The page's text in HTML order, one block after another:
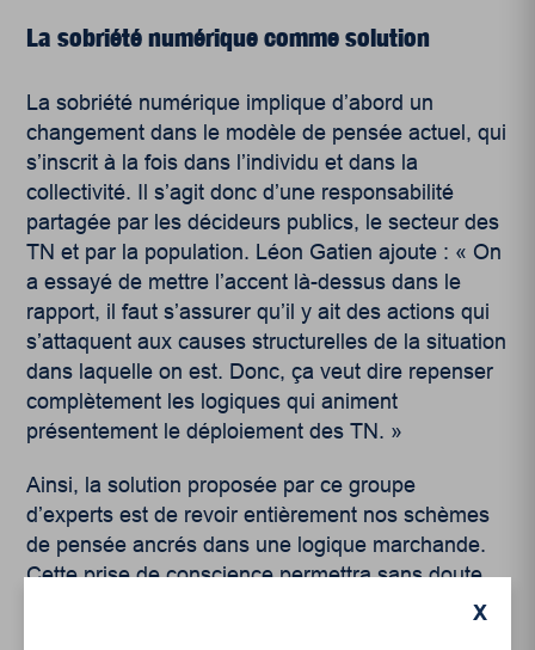
La sobriété numérique comme solution
La sobriété numérique implique d’abord un
changement dans le modèle de pensée actuel, qui
s’inscrit à la fois dans l’individu et dans la
collectivité. Il s’agit donc d’une responsabilité
partagée par les décideurs publics, le secteur des
TN et par la population. Léon Gatien ajoute : « On
a essayé de mettre l’accent là-dessus dans le
rapport, il faut s’assurer qu’il y ait des actions qui
s’attaquent aux causes structurelles de la situation
dans laquelle on est. Donc, ça veut dire repenser
complètement les logiques qui animent
présentement le déploiement des TN. »
Ainsi, la solution proposée par ce groupe
d’experts est de revoir entièrement nos schèmes
de pensée ancrés dans une logique marchande.
Cette prise de conscience permettra sans doute
de reconcevoir notre façon de consommer. Au lieu
X